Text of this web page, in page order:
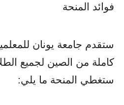
فوائد المنحة
ستقدم جامعة يونان
كاملة من الصين لجميع
ستغطي المنحة ما يلي: